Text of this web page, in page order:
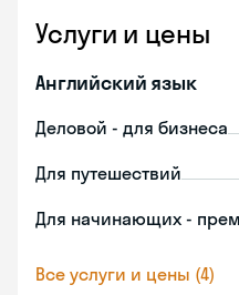
Услуги и цены
Английский язык
Деловой - для бизнеса
Для путешествий
Для начинающих -
Все услуги и цены (4)